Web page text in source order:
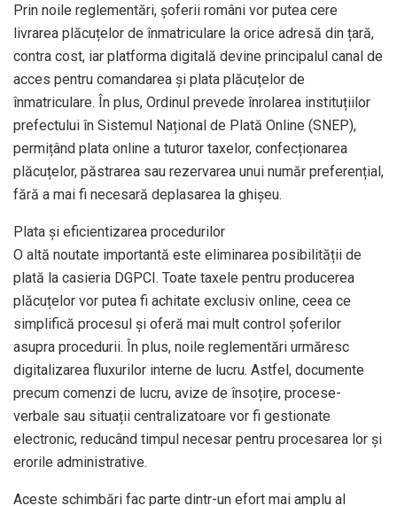
Prin noile reglementări, șoferii români vor putea cere
livrarea plăcuțelor de înmatriculare la orice adresă din țară,
contra cost, iar platforma digitală devine principalul canal de
acces pentru comandarea și plata plăcuțelor de
înmatriculare. În plus, Ordinul prevede înrolarea instituțiilor
prefectului în Sistemul Național de Plată Online (SNEP),
permițând plata online a tuturor taxelor, confecționarea
plăcuțelor, păstrarea sau rezervarea unui număr preferențial,
fără a mai fi necesară deplasarea la ghișeu.
Plata și eficientizarea procedurilor
O altă noutate importantă este eliminarea posibilității de
plată la casieria DGPCI. Toate taxele pentru producerea
plăcuțelor vor putea fi achitate exclusiv online, ceea ce
simplifică procesul și oferă mai mult control șoferilor
asupra procedurii. În plus, noile reglementări urmăresc
digitalizarea fluxurilor interne de lucru. Astfel, documente
precum comenzi de lucru, avize de însoțire, procese-
verbale sau situații centralizatoare vor fi gestionate
electronic, reducând timpul necesar pentru procesarea lor și
erorile administrative.
Aceste schimbări fac parte dintr-un efort mai amplu al